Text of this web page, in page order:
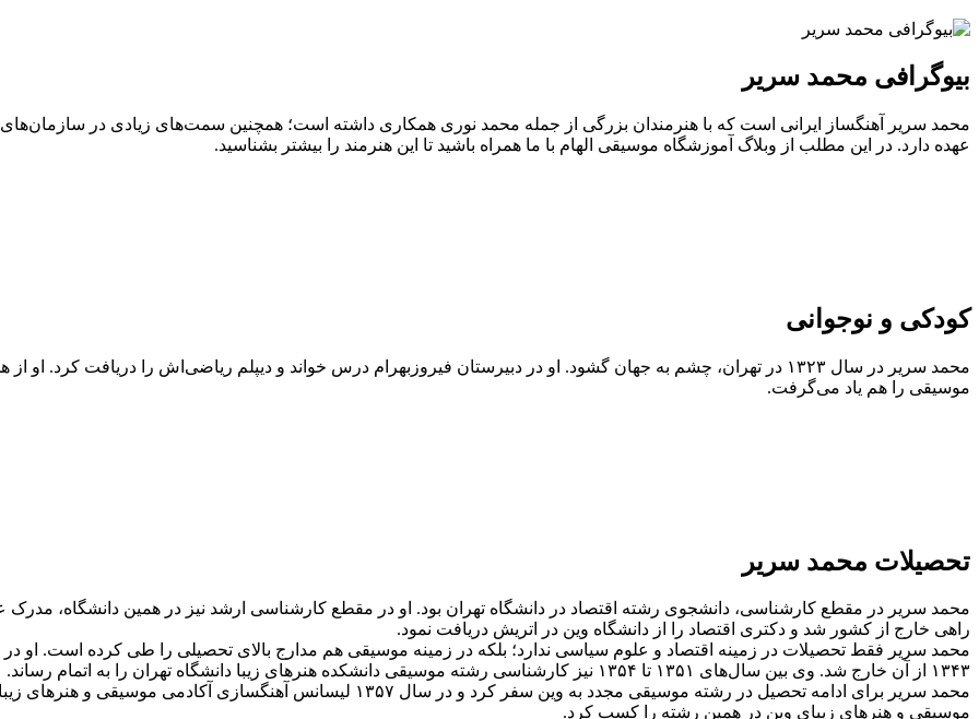
بیوگرافی محمد سریر
محمد سریر آهنگساز ایرانی است که با هنرمندان بزرگی از جمله محمد نوری همکاری داشته است؛ همچنین سمت‌های زیادی در
عهده دارد. در این مطلب از وبلاگ آموزشگاه موسیقی الهام با ما همراه باشید تا این هنرمند را بیشتر بشناسید.
کودکی و نوجوانی
محمد سریر در سال ۱۳۲۳ در تهران، چشم به جهان گشود. او در دبیرستان فیروزبهرام درس خواند و دیپلم ریاضی‌اش را دریافت
موسیقی را هم یاد می‌گرفت.
تحصیلات محمد سریر
محمد سریر در مقطع کارشناسی، دانشجوی رشته اقتصاد در دانشگاه تهران بود. او در مقطع کارشناسی ارشد نیز در همین دانشگاه،
راهی خارج از کشور شد و دکتری اقتصاد را از دانشگاه وین در اتریش دریافت نمود.
۱۳۴۳ از آن خارج شد. وی بین سال‌های ۱۳۵۱ تا ۱۳۵۴ نیز کارشناسی رشته موسیقی دانشکده هنرهای زیبا دانشگاه تهران را به اتمام رساند.
موسیقی و هنرهای زیبای وین در همین رشته را کسب کرد.